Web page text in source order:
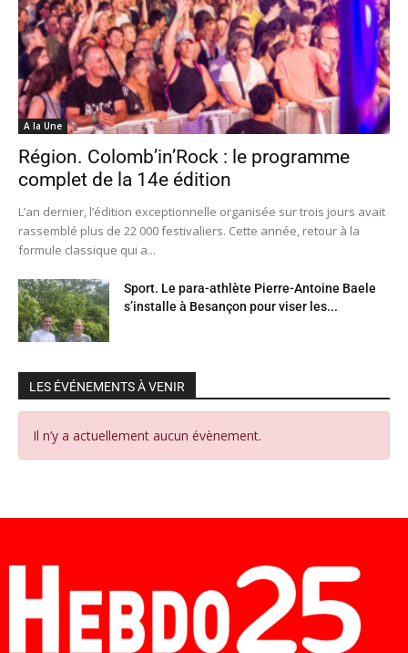
A la Une
Région. Colomb’in’Rock : le programme
complet de la 14e édition
L’an dernier, l’édition exceptionnelle organisée sur trois jours avait
rassemblé plus de 22 000 festivaliers. Cette année, retour à la
formule classique qui a...
Sport. Le para-athlète Pierre-Antoine Baele
s’installe à Besançon pour viser les...
LES ÉVÉNEMENTS À VENIR
Il n’y a actuellement aucun évènement.